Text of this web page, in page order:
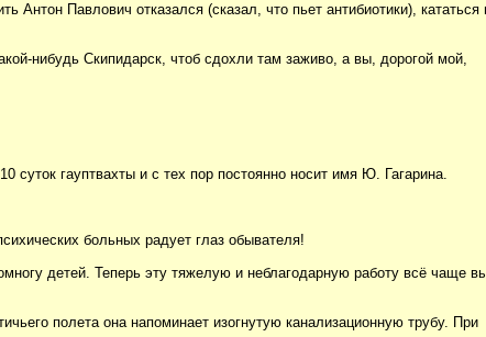
Павлович отказался (сказал, что пьет антибиотики), кататься
нибудь Скипидарск, чтоб сдохли там заживо, а вы, дорогой мой,
гауптвахты и с тех пор постоянно носит имя Ю. Гагарина.
больных радует глаз обывателя!
детей. Теперь эту тяжелую и неблагодарную работу всё чаще
полета она напоминает изогнутую канализационную трубу. При